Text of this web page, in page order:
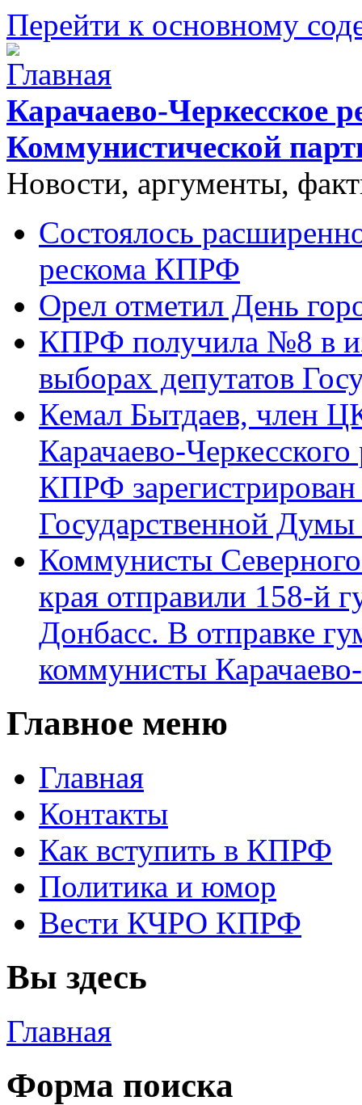
Перейти к основному
Карачаево-Черкесское
Коммунистической
Новости, аргументы,
Состоялось
рескома КПРФ
Орел отметил День
КПРФ получила №8 в
выборах депутатов
Кемал Бытдаев, член
Карачаево-
КПРФ
Государственной
Коммунисты Северного
края отправили 158-й
Донбасс. В отправке
коммунисты
Главное меню
Главная
Контакты
Как вступить в КПРФ
Политика и юмор
Вести КЧРО КПРФ
Вы здесь
Главная
Форма поиска